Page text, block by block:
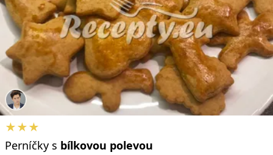
★★★
Perníčky s bílkovou polevou